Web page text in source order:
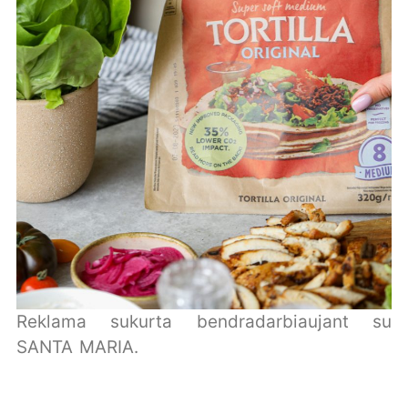
Reklama sukurta bendradarbiaujant su
SANTA MARIA.